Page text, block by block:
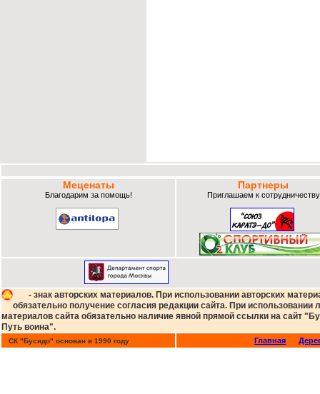
Меценаты
Благодарим за помощь!
Партнеры
Приглашаем к
- знак авторских материалов. При использовании авторских
обязательно получение согласия редакции сайта. При использовании
материалов сайта обязательно наличие явной прямой ссылки на сайт
Путь воина".
СК "Бусидо" основан в 1990 году Главная